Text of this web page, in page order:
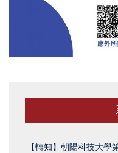
【轉知】朝陽科技大